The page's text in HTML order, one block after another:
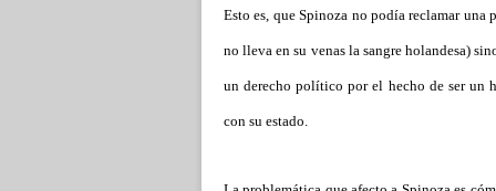
Esto es, que Spinoza no podía reclamar
no lleva en su venas la sangre holandesa)
un derecho político por el hecho de ser un
con su estado.